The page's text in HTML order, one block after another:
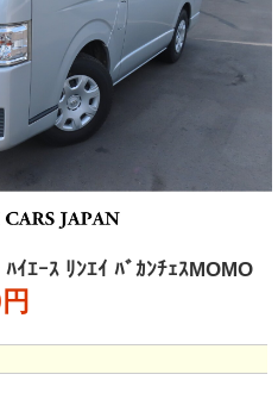
ｲｴｰｽ ﾘﾝｴｲ ﾊﾞｶﾝﾁｪｽMOMO